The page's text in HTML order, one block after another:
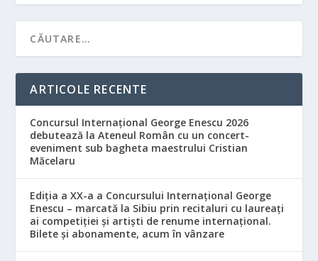
ARTICOLE RECENTE
Concursul Internațional George Enescu 2026
debutează la Ateneul Român cu un concert-
eveniment sub bagheta maestrului Cristian
Măcelaru
Ediția a XX-a a Concursului Internațional George
Enescu – marcată la Sibiu prin recitaluri cu laureați
ai competiției și artiști de renume internațional.
Bilete și abonamente, acum în vânzare